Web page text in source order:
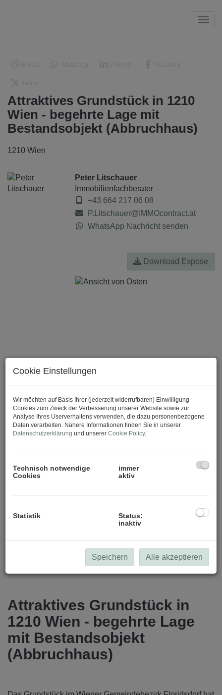
Attraktives Grundstück in 1210
Wien - begehrte Lage mit
Bestandsobjekt (Abbruchhaus)
1210 Wien
Peter Litschauer
Immobilienfachberater
+43 664 217 06 08
P.Litschauer@IMMOcontract.at
WhatsApp Nachricht senden
Download Expose
Beschreibung
Attraktives Grundstück in
1210 Wien - begehrte Lage
mit Bestandsobjekt
(Abbruchhaus)
Cookie Einstellungen
Wir möchten auf Basis Ihrer (jederzeit widerrufbaren) Einwilligung
Cookies zum Zweck der Verbesserung unserer Website sowie zur
Analyse Ihres Userverhaltens verwenden, die dazu personenbezogene
Daten verarbeiten. Nähere Informationen finden Sie in unserer
Datenschutzerklärung und unserer Cookie Policy.
Technisch notwendige
Cookies
immer
aktiv
Statistik
Status:
inaktiv
Speichern Alle akzeptieren